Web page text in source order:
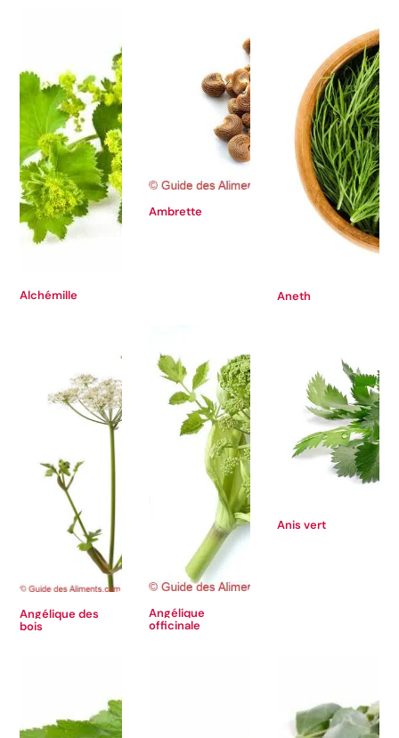
Alchémille
Ambrette
Aneth
Angélique des
bois
Angélique
officinale
Anis vert